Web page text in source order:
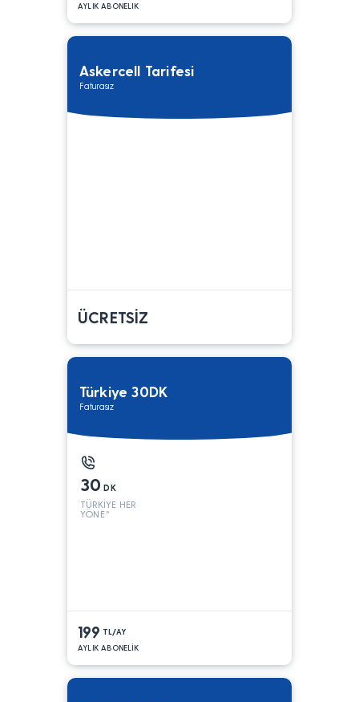
AYLIK ABONELIK
Askercell Tarifesi
Faturasız
ÜCRETSİZ
Türkiye 30DK
Faturasız
30 DK
TÜRKİYE HER
YÖNE*
199 TL/AY
AYLIK ABONELİK